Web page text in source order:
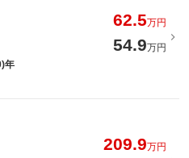
62.5万円
54.9万円
年
209.9万円